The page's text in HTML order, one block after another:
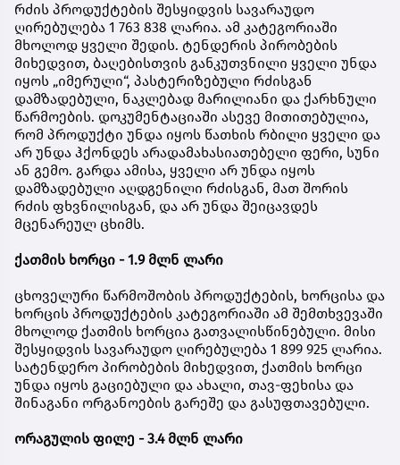
რძის პროდუქტების შესყიდვის სავარაუდო
ღირებულება 1 763 838 ლარია. ამ კატეგორიაში
მხოლოდ ყველი შედის. ტენდერის პირობების
მიხედვით, ბაღებისთვის განკუთვნილი ყველი უნდა
იყოს „იმერული“, პასტერიზებული რძისგან
დამზადებული, ნაკლებად მარილიანი და ქარხნული
წარმოების. დოკუმენტაციაში ასევე მითითებულია,
რომ პროდუქტი უნდა იყოს წათხის რბილი ყველი და
არ უნდა ჰქონდეს არადამახასიათებელი ფერი, სუნი
ან გემო. გარდა ამისა, ყველი არ უნდა იყოს
დამზადებული აღდგენილი რძისგან, მათ შორის
რძის ფხვნილისგან, და არ უნდა შეიცავდეს
მცენარეულ ცხიმს.
ქათმის ხორცი - 1.9 მლნ ლარი
ცხოველური წარმოშობის პროდუქტების, ხორცისა და
ხორცის პროდუქტების კატეგორიაში ამ შემთხვევაში
მხოლოდ ქათმის ხორცია გათვალისწინებული. მისი
შესყიდვის სავარაუდო ღირებულება 1 899 925 ლარია.
სატენდერო პირობების მიხედვით, ქათმის ხორცი
უნდა იყოს გაციებული და ახალი, თავ-ფეხისა და
შინაგანი ორგანოების გარეშე და გასუფთავებული.
ორაგულის ფილე - 3.4 მლნ ლარი